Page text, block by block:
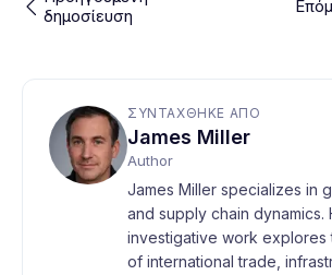
δημοσίευση
ΣΥΝΤΆΧΘΗΚΕ ΑΠΌ
James Miller
Author
James Miller specializes in
and supply chain dynamics.
investigative work explores
of international trade,